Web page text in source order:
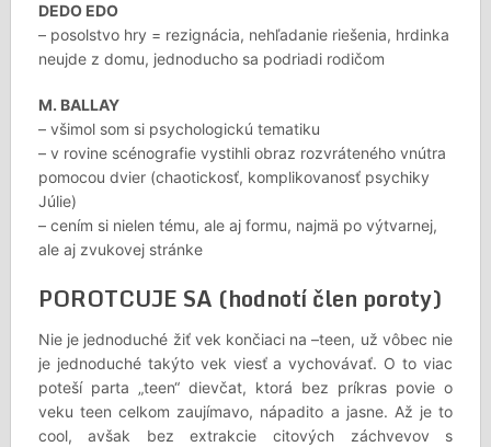
DEDO EDO
– posolstvo hry = rezignácia, nehľadanie riešenia, hrdinka
neujde z domu, jednoducho sa podriadi rodičom
M. BALLAY
– všimol som si psychologickú tematiku
– v rovine scénografie vystihli obraz rozvráteného vnútra
pomocou dvier (chaotickosť, komplikovanosť psychiky
Júlie)
– cením si nielen tému, ale aj formu, najmä po výtvarnej,
ale aj zvukovej stránke
POROTCUJE SA (hodnotí člen poroty)
Nie je jednoduché žiť vek končiaci na –teen, už vôbec nie
je jednoduché takýto vek viesť a vychovávať. O to viac
poteší parta „teen“ dievčat, ktorá bez príkras povie o
veku teen celkom zaujímavo, nápadito a jasne. Až je to
cool, avšak bez extrakcie citových záchvevov s